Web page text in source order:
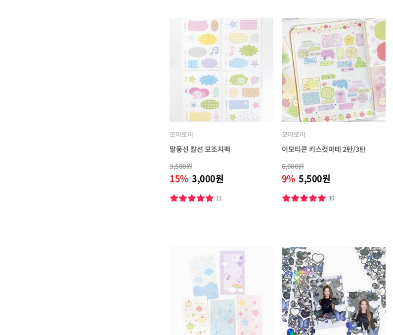
모이또이
말풍선 칼선 모조지팩
3,500원
15% 3,000원
11
모이또이
이모티콘 키스컷마테 2탄/3탄
6,000원
9% 5,500원
30